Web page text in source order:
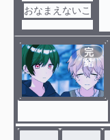
おなまえないこ
完
結